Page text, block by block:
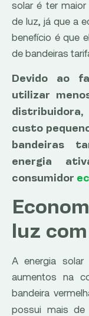
solar é ter
de luz, já que a
benefício é que
de bandeiras
Devido ao
utilizar
custo
bandeiras
energia
consumidor
luz
A energia
aumentos na
bandeira
possui mais